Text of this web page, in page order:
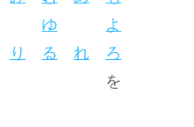
ゆ
よ
り る れ ろ
を